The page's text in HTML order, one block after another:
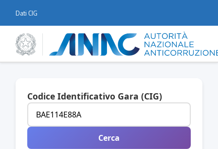
Dati CIG
Codice Identificativo Gara (CIG)
Cerca